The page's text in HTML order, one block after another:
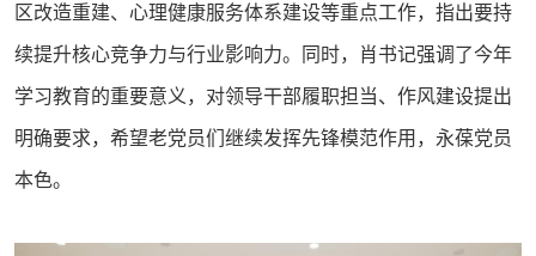
区改造重建、心理健康服务体系建设等重点工作，指出要持
续提升核心竞争力与行业影响力。同时，肖书记强调了今年
学习教育的重要意义，对领导干部履职担当、作风建设提出
明确要求，希望老党员们继续发挥先锋模范作用，永葆党员
本色。